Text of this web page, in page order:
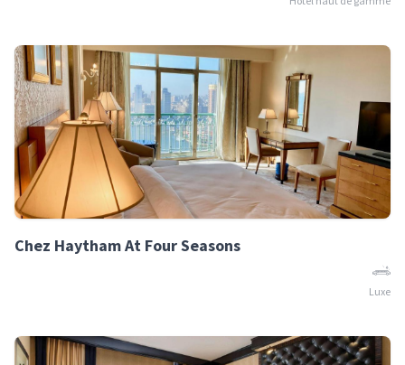
Chez Haytham At Four Seasons
Luxe